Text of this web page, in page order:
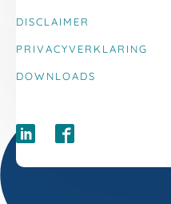
DISCLAIMER
PRIVACYVERKLARING
DOWNLOADS